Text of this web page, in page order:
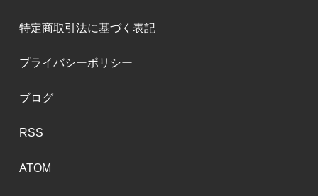
特定商取引法に基づく表記
プライバシーポリシー
ブログ
RSS
ATOM